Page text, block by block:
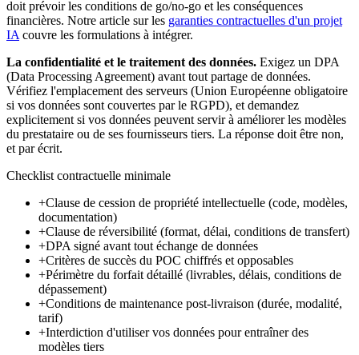
doit prévoir les conditions de go/no-go et les conséquences
financières. Notre article sur les garanties contractuelles d'un projet
IA couvre les formulations à intégrer.
La confidentialité et le traitement des données. Exigez un DPA
(Data Processing Agreement) avant tout partage de données.
Vérifiez l'emplacement des serveurs (Union Européenne obligatoire
si vos données sont couvertes par le RGPD), et demandez
explicitement si vos données peuvent servir à améliorer les modèles
du prestataire ou de ses fournisseurs tiers. La réponse doit être non,
et par écrit.
Checklist contractuelle minimale
+Clause de cession de propriété intellectuelle (code, modèles,
documentation)
+Clause de réversibilité (format, délai, conditions de transfert)
+DPA signé avant tout échange de données
+Critères de succès du POC chiffrés et opposables
+Périmètre du forfait détaillé (livrables, délais, conditions de
dépassement)
+Conditions de maintenance post-livraison (durée, modalité,
tarif)
+Interdiction d'utiliser vos données pour entraîner des
modèles tiers